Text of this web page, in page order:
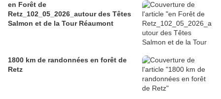
en Forêt de
Retz_102_05_2026_autour des Têtes
Salmon et de la Tour Réaumont
1800 km de randonnées en forêt de
Retz